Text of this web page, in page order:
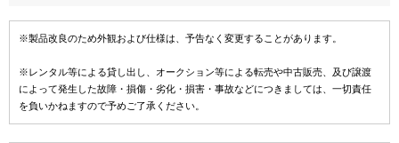
※製品改良のため外観および仕様は、予告なく変更することがあります。
※レンタル等による貸し出し、オークション等による転売や中古販売、及び譲渡
によって発生した故障・損傷・劣化・損害・事故などにつきましては、一切責任
を負いかねますので予めご了承ください。